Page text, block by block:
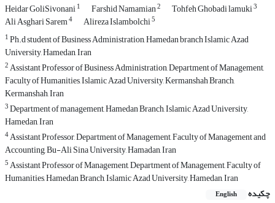
Heidar GoliSivonani1 Farshid Namamian2 Tohfeh Ghobadi lamuki3
Ali Asghari Sarem4 Alireza Islambolchi5
1Ph.d student of Business Administration, Hamedan branch Islamic Azad
University, Hamedan, Iran
2Assistant Professor of Business Administration, Department of Management,
Faculty of Humanities, Islamic Azad University, Kermanshah Branch,
Kermanshah, Iran
3Department of management, Hamedan Branch, Islamic Azad University,
Hamedan, Iran
4Assistant Professor, Department of Management, Faculty of Management and
Accounting, Bu-Ali Sina University, Hamadan, Iran
5Assistant Professor of Management, Department of Management, Faculty of
Humanities, Hamedan Branch, Islamic Azad University, Hamedan, Iran
چکیده
English